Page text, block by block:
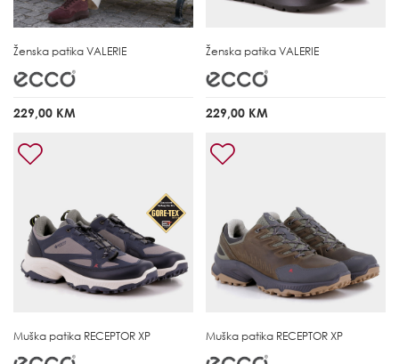
Ženska patika VALERIE
229,00 KM
Ženska patika VALERIE
229,00 KM
Muška patika RECEPTOR XP Muška patika RECEPTOR XP